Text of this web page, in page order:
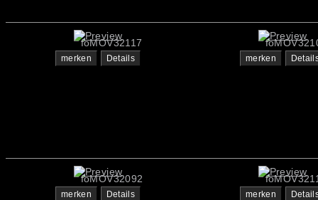
foMOV32117
merken Details merken
foMOV32092
merken Details merken